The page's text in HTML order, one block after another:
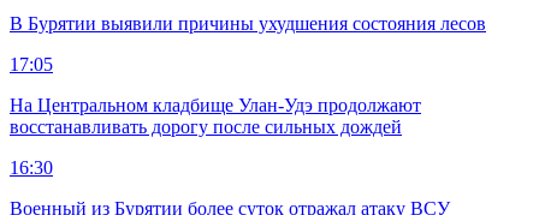
В Бурятии выявили причины ухудшения состояния лесов
17:05
На Центральном кладбище Улан-Удэ продолжают
восстанавливать дорогу после сильных дождей
16:30
Военный из Бурятии более суток отражал атаку ВСУ